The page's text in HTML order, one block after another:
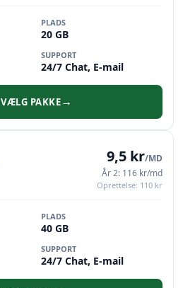
PLADS
20 GB
SUPPORT
24/7 Chat, E-mail
VÆLG PAKKE→
9,5 kr/MD
År 2: 116 kr/md
Oprettelse: 110 kr
PLADS
40 GB
SUPPORT
24/7 Chat, E-mail